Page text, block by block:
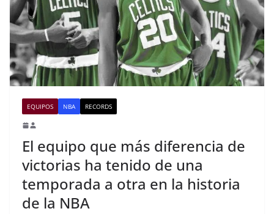
EQUIPOS NBA RECORDS
El equipo que más diferencia de
victorias ha tenido de una
temporada a otra en la historia
de la NBA